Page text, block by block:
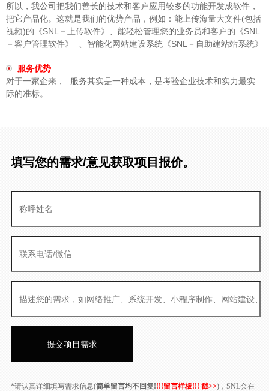
所以，我公司把我们善长的技术和客户应用较多的功能开发成软件，
把它产品化。这就是我们的优势产品，例如：能上传海量大文件(包括
视频)的《SNL－上传软件》、能轻松管理您的业务员和客户的《SNL
－客户管理软件》 、智能化网站建设系统《SNL－自助建站站系统》
服务优势
对于一家企来， 服务其实是一种成本，是考验企业技术和实力最实
际的准标。
填写您的需求/意见获取项目报价。
*请认真详细填写需求信息(简单留言均不回复!!!!留言样板!!! 戳>>)，SNL会在